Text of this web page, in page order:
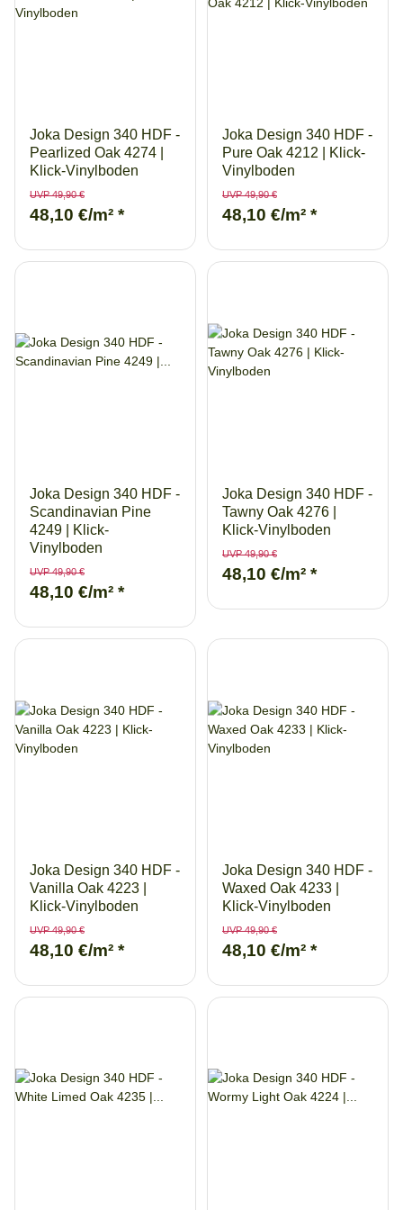
Joka Design 340 HDF -
Pearlized Oak 4274 |
Klick-Vinylboden
UVP 49,90 €
48,10 €/m² *
Joka Design 340 HDF -
Pure Oak 4212 | Klick-
Vinylboden
UVP 49,90 €
48,10 €/m² *
Joka Design 340 HDF -
Scandinavian Pine
4249 | Klick-
Vinylboden
UVP 49,90 €
48,10 €/m² *
Joka Design 340 HDF -
Tawny Oak 4276 |
Klick-Vinylboden
UVP 49,90 €
48,10 €/m² *
Joka Design 340 HDF -
Vanilla Oak 4223 |
Klick-Vinylboden
UVP 49,90 €
48,10 €/m² *
Joka Design 340 HDF -
Waxed Oak 4233 |
Klick-Vinylboden
UVP 49,90 €
48,10 €/m² *